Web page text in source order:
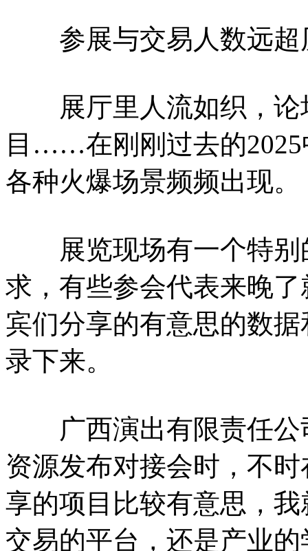
参展与交易人数远超
展厅里人流如织，论
目……在刚刚过去的2025
各种火爆场景频频出现。
展览现场有一个特别
求，有些参会代表来晚
宾们分享的有意思的数
录下来。
广西演出有限责任公
资源发布对接会时，不
享的项目比较有意思，
交易的平台，还是产业